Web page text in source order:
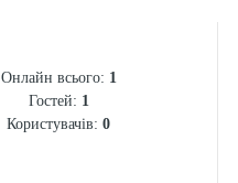
Онлайн всього: 1
Гостей: 1
Користувачів: 0